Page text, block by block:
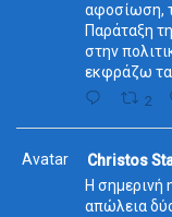
αφοσίωση,
Παράταξη
στην
εκφράζω τα
2
Avatar Christos
Η σημερινή
απώλεια